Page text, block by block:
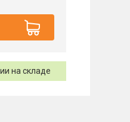
на складе